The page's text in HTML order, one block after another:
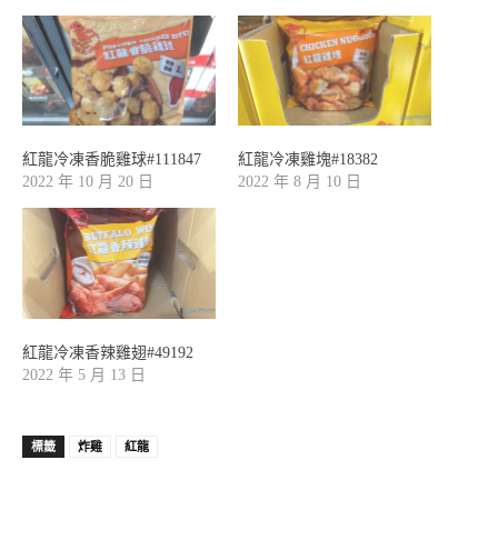
紅龍冷凍香脆雞球#111847
2022 年 10 月 20 日
紅龍冷凍雞塊#18382
2022 年 8 月 10 日
紅龍冷凍香辣雞翅#49192
2022 年 5 月 13 日
標籤 炸雞 紅龍